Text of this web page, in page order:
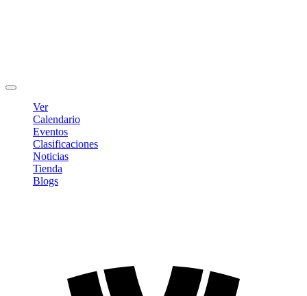
Ver
Calendario
Eventos
Clasificaciones
Noticias
Tienda
Blogs